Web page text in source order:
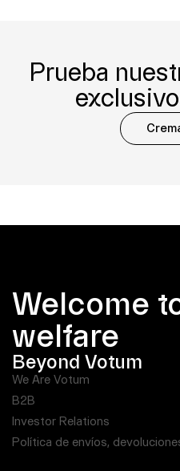
Prueba
Welcome
welfare
Beyond Votum
We Are Votum
B2B
Investor Relations
Política de envíos,